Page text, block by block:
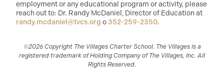
employment or any educational program or activity, please
reach out to: Dr. Randy McDaniel, Director of Education at
randy.mcdaniel@tvcs.org o 352-259-2350.
©2026 Copyright The Villages Charter School. The Villages is a
registered trademark of Holding Company of The Villages, Inc. All
Rights Reserved.